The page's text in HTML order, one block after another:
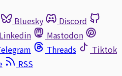
Bluesky
Discord
Linkedin
Mastodon
Threads
Tiktok
RSS